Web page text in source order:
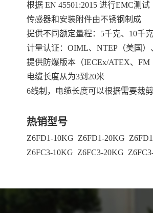
根据 EN 45501:2015 进行EMC测试
传感器和安装附件由不锈钢制成
提供不同额定量程：5千克、10千
计量认证：OIML、NTEP（美国
提供防爆版本（IECEx/ATEX、FM
电缆长度从为3到20米
6线制，电缆长度可以根据需要裁剪
热销型号
Z6FD1-10KG Z6FD1-20KG
Z6FC3-10KG Z6FC3-20KG